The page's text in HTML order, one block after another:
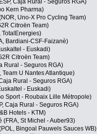
Caja Rural - Seguros RGA)
Kern Pharma)
Uno-X Pro Cycling Team)
Citroën Team)
TotalEnergies)
Bardiani-CSF-Faizanè)
- Euskadi)
Citroën Team)
Rural - Seguros RGA)
Team U Nantes Atlantique)
Rural - Seguros RGA)
- Euskadi)
Sport - Roubaix Lille Métropole)
Caja Rural - Seguros RGA)
Hotels - KTM)
(FRA, St Michel - Auber93)
Bingoal Pauwels Sauces WB)